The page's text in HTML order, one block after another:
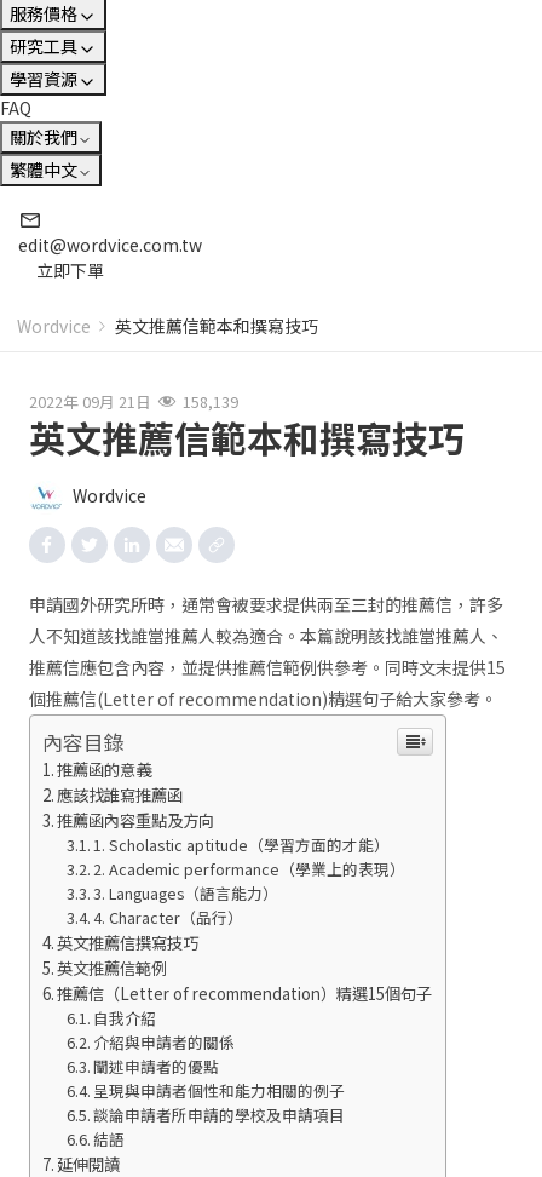
服務價格
研究工具
學習資源
FAQ
關於我們
繁體中文
edit@wordvice.com.tw
立即下單
Wordvice 英文推薦信範本和撰寫技巧
2022年 09月 21日 158,139
英文推薦信範本和撰寫技巧
Wordvice
申請國外研究所時，通常會被要求提供兩至三封的推薦信，許多
人不知道該找誰當推薦人較為適合。本篇說明該找誰當推薦人、
推薦信應包含內容，並提供推薦信範例供參考。同時文末提供15
個推薦信(Letter of recommendation)精選句子給大家參考。
內容目錄
推薦函的意義
應該找誰寫推薦函
推薦函內容重點及方向
1. Scholastic aptitude（學習方面的才能）
2. Academic performance（學業上的表現）
3. Languages（語言能力）
4. Character（品行）
英文推薦信撰寫技巧
英文推薦信範例
推薦信（Letter of recommendation）精選15個句子
自我介紹
介紹與申請者的關係
闡述申請者的優點
呈現與申請者個性和能力相關的例子
談論申請者所申請的學校及申請項目
結語
延伸閱讀